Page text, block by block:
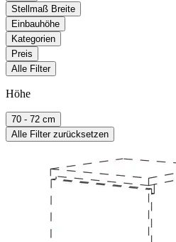
Stellmaß Breite
Einbauhöhe
Kategorien
Preis
Alle Filter
Höhe
70 - 72 cm
Alle Filter zurücksetzen